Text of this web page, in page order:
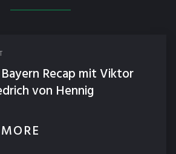
Bayern Recap mit Viktor
von Hennig